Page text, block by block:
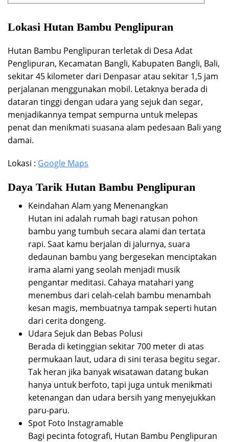
Lokasi Hutan Bambu Penglipuran
Hutan Bambu Penglipuran terletak di Desa Adat
Penglipuran, Kecamatan Bangli, Kabupaten Bangli, Bali,
sekitar 45 kilometer dari Denpasar atau sekitar 1,5 jam
perjalanan menggunakan mobil. Letaknya berada di
dataran tinggi dengan udara yang sejuk dan segar,
menjadikannya tempat sempurna untuk melepas
penat dan menikmati suasana alam pedesaan Bali yang
damai.
Lokasi : Google Maps
Daya Tarik Hutan Bambu Penglipuran
Keindahan Alam yang Menenangkan
Hutan ini adalah rumah bagi ratusan pohon
bambu yang tumbuh secara alami dan tertata
rapi. Saat kamu berjalan di jalurnya, suara
dedaunan bambu yang bergesekan menciptakan
irama alami yang seolah menjadi musik
pengantar meditasi. Cahaya matahari yang
menembus dari celah-celah bambu menambah
kesan magis, membuatnya tampak seperti hutan
dari cerita dongeng.
Udara Sejuk dan Bebas Polusi
Berada di ketinggian sekitar 700 meter di atas
permukaan laut, udara di sini terasa begitu segar.
Tak heran jika banyak wisatawan datang bukan
hanya untuk berfoto, tapi juga untuk menikmati
ketenangan dan udara bersih yang menyejukkan
paru-paru.
Spot Foto Instagramable
Bagi pecinta fotografi, Hutan Bambu Penglipuran